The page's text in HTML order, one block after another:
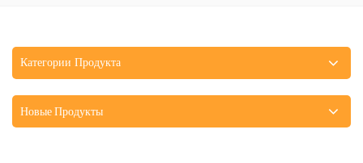
Категории Продукта
Новые Продукты